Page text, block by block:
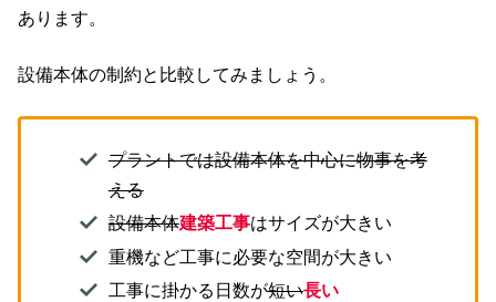
あります。
設備本体の制約と比較してみましょう。
プラントでは設備本体を中心に物事を考
える
設備本体建築工事はサイズが大きい
重機など工事に必要な空間が大きい
工事に掛かる日数が短い長い